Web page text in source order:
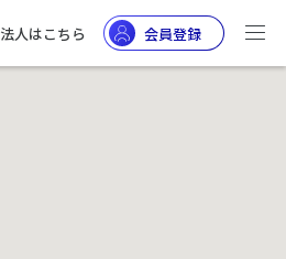
法人はこちら 会員登録